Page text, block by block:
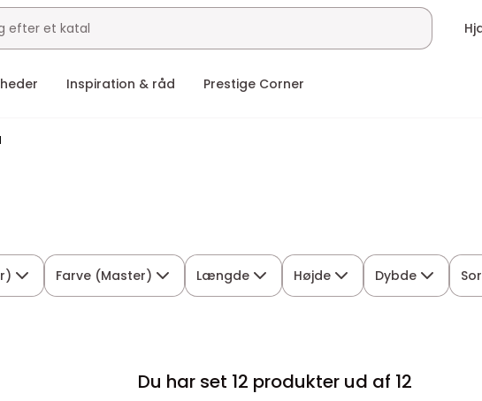
Inspiration & råd Prestige Corner
Farve (Master) Længde Højde Dybde
Du har set 12 produkter ud af 12